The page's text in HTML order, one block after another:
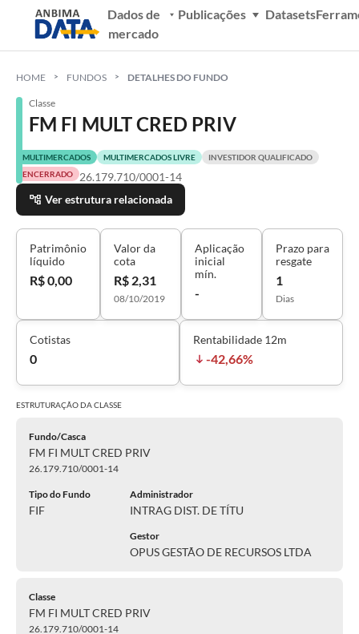
Dados de
mercado
Publicações Datasets
HOME FUNDOS DETALHES DO FUNDO
Classe
FM FI MULT CRED PRIV
MULTIMERCADOS MULTIMERCADOS LIVRE
INVESTIDOR QUALIFICADO
ENCERRADO
26.179.710/0001-14
Ver estrutura relacionada
Patrimônio
líquido
R$ 0,00
Valor da
cota
R$ 2,31
08/10/2019
Aplicação
inicial
mín.
-
Prazo para
resgate
1
Dias
Cotistas
0
Rentabilidade 12m
-42,66%
ESTRUTURAÇÃO DACLASSE
Fundo/Casca
FM FI MULT CRED PRIV
26.179.710/0001-14
Tipo do Fundo
FIF
Administrador
INTRAG DIST. DE TÍTU
Gestor
OPUS GESTÃO DE RECURSOS LTDA
Classe
FM FI MULT CRED PRIV
26.179.710/0001-14